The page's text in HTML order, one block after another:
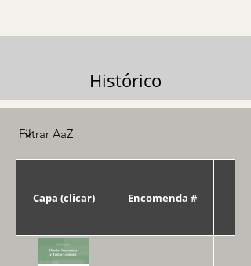
Histórico
Capa (clicar) Encomenda #